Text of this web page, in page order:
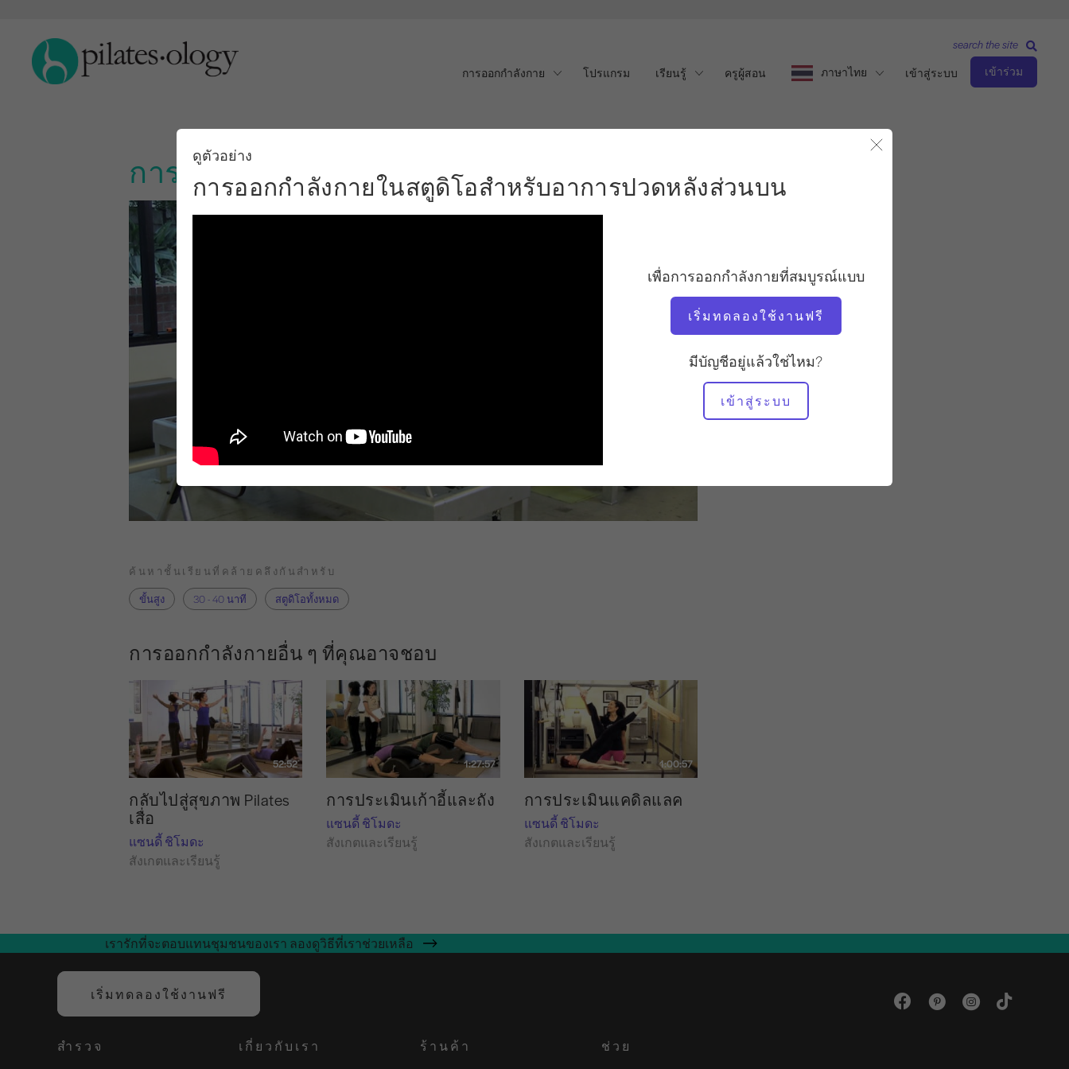
การออกกำลังกาย โปรแกรม เรียนรู้ ครูผู้สอน ภาษาไทย เข้าสู่ระบบ เข้าร่วม
search the site
การออกกำลังกายในสตูดิโอสำหรับอาการปวดหลังส่วนบน
ดูตัวอย่าง
การออกกำลังกายในสตูดิโอสำหรับอาการปวดหลังส่วนบน
เพื่อการออกกำลังกายที่สมบูรณ์แบบ
เริ่มทดลองใช้งานฟรี
มีบัญชีอยู่แล้วใช่ไหม?
เข้าสู่ระบบ
แซนดี้ ชิโมดะ
จังหวะการออกกำลังกาย
มั่นคง
อุปกรณ์ที่ต้องใช้
ค้นหาชั้นเรียนที่คล้ายคลึงกันสำหรับ
ขั้นสูง
30 - 40 นาที สตูดิโอทั้งหมด
การออกกำลังกายอื่น ๆ ที่คุณอาจชอบ
52:52
กลับไปสู่สุขภาพ Pilates
เสื่อ
แซนดี้ ชิโมดะ
สังเกตและเรียนรู้
1:27:57
การประเมินเก้าอี้และถัง
แซนดี้ ชิโมดะ
สังเกตและเรียนรู้
1:00:57
การประเมินแคดิลแลค
แซนดี้ ชิโมดะ
สังเกตและเรียนรู้
เรารักที่จะตอบแทนชุมชนของเรา ลองดูวิธีที่เราช่วยเหลือ
เริ่มทดลองใช้งานฟรี
สำรวจ เกี่ยวกับเรา ร้านค้า ช่วย